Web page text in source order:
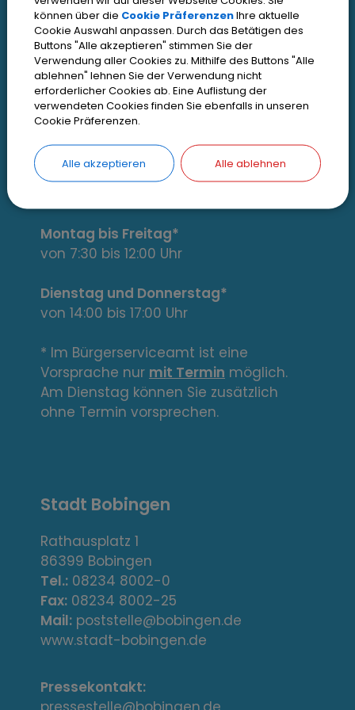
e
r
e
s
s
a
n
t
e
L
i
n
k
s
A
d
r
e
s
s
e
Impressum
Datenschutz
Zugangseröffnung
Erklärung zur Barrierefreiheit
Cookie Einstellungen
Montag bis Freitag*
von 7:30 bis 12:00 Uhr
Dienstag und Donnerstag*
von 14:00 bis 17:00 Uhr
* Im Bürgerserviceamt ist eine
Vorsprache nur mit Termin möglich.
Am Dienstag können Sie zusätzlich
ohne Termin vorsprechen.
Stadt Bobingen
Rathausplatz 1
86399 Bobingen
Tel.: 08234 8002-0
Fax: 08234 8002-25
Mail: poststelle@bobingen.de
www.stadt-bobingen.de
Pressekontakt:
können über die Cookie PräferenzenIhre aktuelle
Cookie Auswahl anpassen. Durch das Betätigen des
Buttons "Alle akzeptieren" stimmen Sie der
Verwendung aller Cookies zu. Mithilfe des Buttons "Alle
ablehnen" lehnen Sie der Verwendung nicht
erforderlicher Cookies ab. Eine Auflistung der
verwendeten Cookies finden Sie ebenfalls in unseren
Cookie Präferenzen.
Alle akzeptieren Alle ablehnen